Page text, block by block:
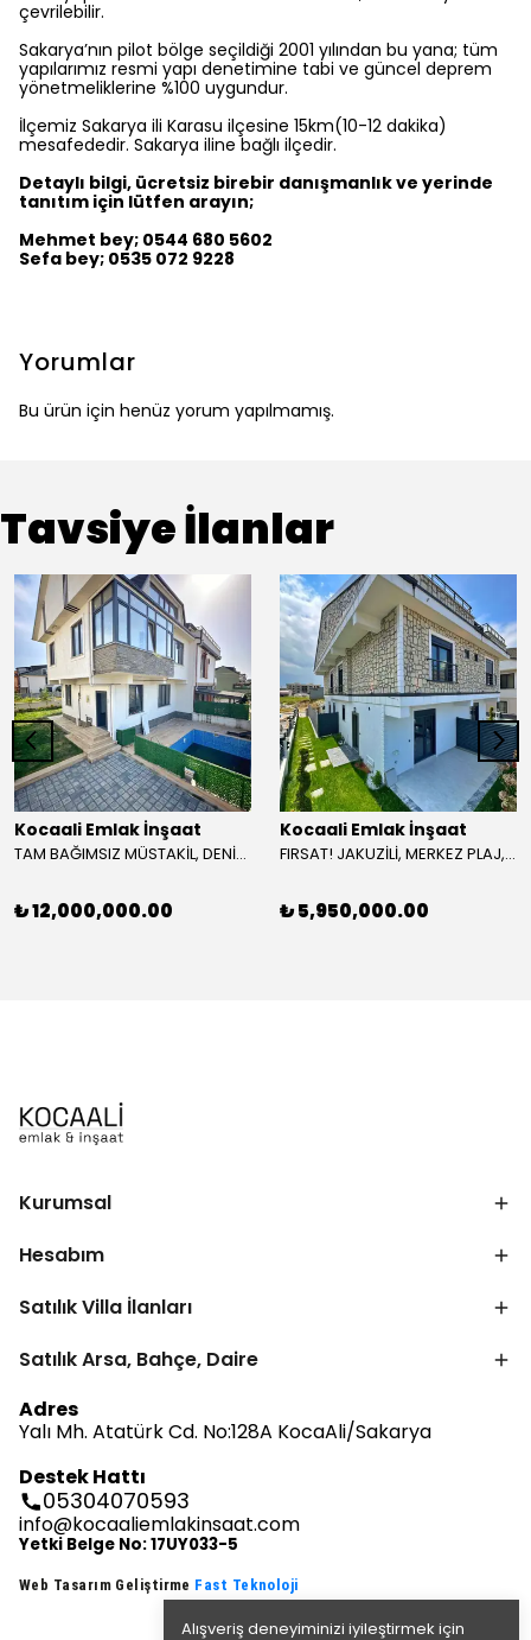
Alışveriş deneyiminizi iyileştirmek için
çevrilebilir.
Sakarya’nın pilot bölge seçildiği 2001 yılından bu yana; tüm
yapılarımız resmi yapı denetimine tabi ve güncel deprem
yönetmeliklerine %100 uygundur.
İlçemiz Sakarya ili Karasu ilçesine 15km(10-12 dakika)
mesafededir. Sakarya iline bağlı ilçedir.
Detaylı bilgi, ücretsiz birebir danışmanlık ve yerinde
tanıtım için lütfen arayın;
Mehmet bey; 0544 680 5602
Sefa bey; 0535 072 9228
Yorumlar
Bu ürün için henüz yorum yapılmamış.
Tavsiye İlanlar
Kocaali Emlak İnşaat
TAM BAĞIMSIZ MÜSTAKİL, DENİZ MANZARALI, AYRI MUTFAK, GENİŞ BAHÇE-BİNA KULLANIM ALANLI 4+1 TRİPLEKS VİLLA! KOCAALİ YALI MH
₺ 12,000,000.00
Kocaali Emlak İnşaat
FIRSAT! JAKUZİLİ, MERKEZ PLAJ, LÜKS DİZAYN, ÖN-ARKA CEPHE SEÇENEKLİ-ARKA, EBEVEYN BANYO 3+1 TRİPLEKS VİLLA! KOCAALİ YAYLA MH
₺ 5,950,000.00
Kurumsal
Hesabım
Satılık Villa İlanları
Satılık Arsa, Bahçe, Daire
Adres
Yalı Mh. Atatürk Cd. No:128A KocaAli/Sakarya
Destek Hattı
05304070593
info@kocaaliemlakinsaat.com
Yetki Belge No: 17UY033-5
Web Tasarım Geliştirme Fast Teknoloji